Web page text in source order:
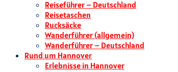
Reiseführer – Deutschland
Reisetaschen
Rucksäcke
Wanderführer (allgemein)
Wanderführer – Deutschland
Rund um Hannover
Erlebnisse in Hannover